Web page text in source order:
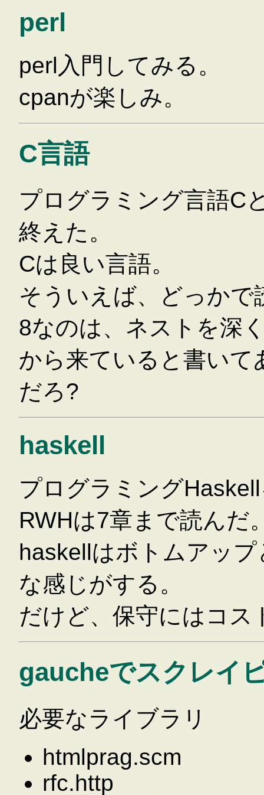
perl
perl入門してみる。
cpanが楽しみ。
C言語
プログラミング言語C
終えた。
Cは良い言語。
そういえば、どっか
8なのは、ネストを深
から来ていると書い
だろ?
haskell
プログラミング
RWHは7章まで読んだ
haskellはボトムアッ
な感じがする。
だけど、保守にはコ
gaucheでスクレイ
必要なライブラリ
htmlprag.scm
rfc.http